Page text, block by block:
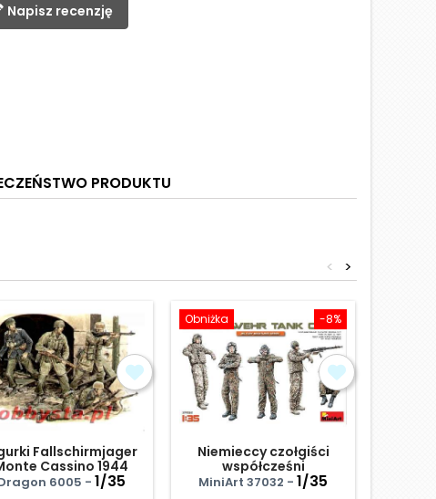
Napisz recenzję
PRODUKTU
>
<
Fallschirmjager
Cassino 1944
6005 - 1/35
-8%
Obniżka
Niemieccy czołgiści
współcześni
MiniArt 37032 - 1/35